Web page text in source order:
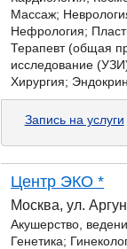
Массаж;
Нефрология;
Терапевт (общая
исследование
Хирургия;
Запись на услуги
Центр ЭКО *
Москва, ул.
Акушерство,
Генетика;